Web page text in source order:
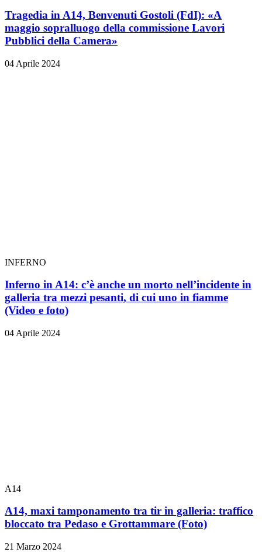
Tragedia in A14, Benvenuti Gostoli (FdI): «A
maggio sopralluogo della commissione Lavori
Pubblici della Camera»
04 Aprile 2024
INFERNO
Inferno in A14: c’è anche un morto nell’incidente in
galleria tra mezzi pesanti, di cui uno in fiamme
(Video e foto)
04 Aprile 2024
A14
A14, maxi tamponamento tra tir in galleria: traffico
bloccato tra Pedaso e Grottammare (Foto)
21 Marzo 2024